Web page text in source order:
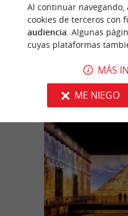
Al continuar
cookies de terceros con
audiencia. Algunas
cuyas plataformas
MÁS
ME NIEGO